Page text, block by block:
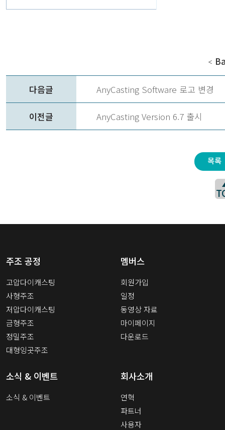
＜
다음글 AnyCasting Software 로고 변경
이전글 AnyCasting Version 6.7 출시
목록
주조 공정
고압다이캐스팅
사형주조
저압다이캐스팅
금형주조
정밀주조
대형잉곳주조
멤버스
회원가입
일정
동영상 자료
마이페이지
다운로드
소식 & 이벤트
소식 & 이벤트
회사소개
연혁
파트너
사용자